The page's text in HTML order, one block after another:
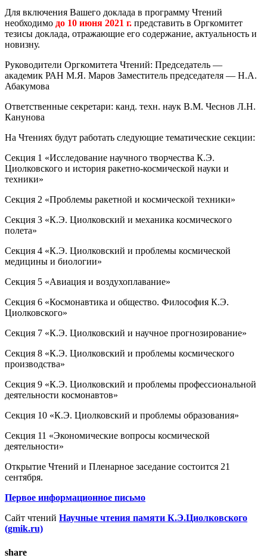
Для включения Вашего доклада в программу Чтений
необходимо до 10 июня 2021 г. представить в Оргкомитет
тезисы доклада, отражающие его содержание, актуальность и
новизну.
Руководители Оргкомитета Чтений: Председатель —
академик РАН М.Я. Маров Заместитель председателя — Н.А.
Абакумова
Ответственные секретари: канд. техн. наук В.М. Чеснов Л.Н.
Канунова
На Чтениях будут работать следующие тематические секции:
Секция 1 «Исследование научного творчества К.Э.
Циолковского и история ракетно-космической науки и
техники»
Секция 2 «Проблемы ракетной и космической техники»
Секция 3 «К.Э. Циолковский и механика космического
полета»
Секция 4 «К.Э. Циолковский и проблемы космической
медицины и биологии»
Секция 5 «Авиация и воздухоплавание»
Секция 6 «Космонавтика и общество. Философия К.Э.
Циолковского»
Секция 7 «К.Э. Циолковский и научное прогнозирование»
Секция 8 «К.Э. Циолковский и проблемы космического
производства»
Секция 9 «К.Э. Циолковский и проблемы профессиональной
деятельности космонавтов»
Секция 10 «К.Э. Циолковский и проблемы образования»
Секция 11 «Экономические вопросы космической
деятельности»
Открытие Чтений и Пленарное заседание состоится 21
сентября.
Первое информационное письмо
Сайт чтений Научные чтения памяти К.Э.Циолковского
(gmik.ru)
share